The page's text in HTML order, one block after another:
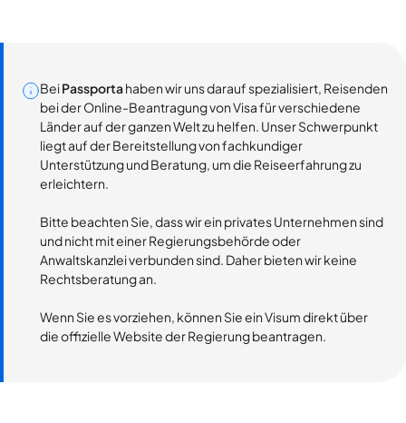
BeiPassportahaben wir uns darauf spezialisiert, Reisenden
bei der Online-Beantragung von Visa für verschiedene
Länder auf der ganzen Welt zu helfen. Unser Schwerpunkt
liegt auf der Bereitstellung von fachkundiger
Unterstützung und Beratung, um die Reiseerfahrung zu
erleichtern.
Bitte beachten Sie, dass wir ein privates Unternehmen sind
und nicht mit einer Regierungsbehörde oder
Anwaltskanzlei verbunden sind. Daher bieten wir keine
Rechtsberatung an.
Wenn Sie es vorziehen, können Sie ein Visum direkt über
die offizielle Website der Regierung beantragen.